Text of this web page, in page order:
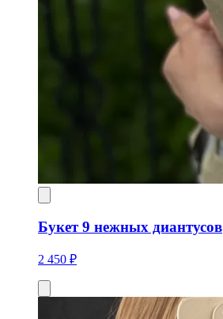
Букет 9 нежных диантусов
2 450 ₽